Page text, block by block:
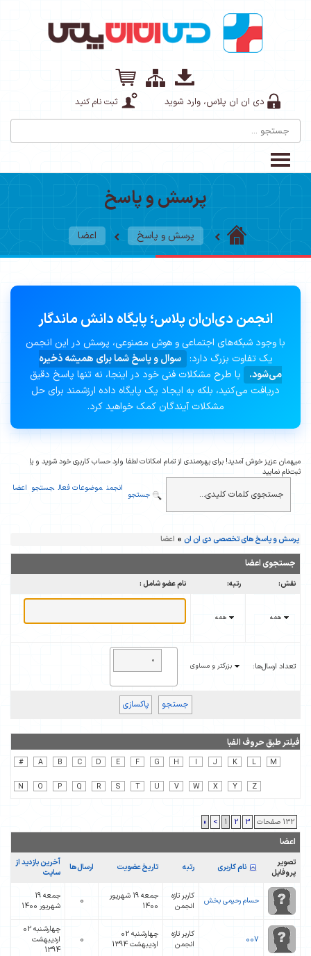
دی ان ان پلاس، وارد شوید ثبت نام کنید
پرسش و پاسخ
پرسش و پاسخ اعضا
انجمن دی‌ان‌ان پلاس؛ پایگاه دانش ماندگار
با وجود شبکه‌های اجتماعی و هوش مصنوعی، پرسش در این انجمن
یک تفاوت بزرگ دارد: سوال و پاسخ شما برای همیشه ذخیره
می‌شود.
با طرح مشکلات فنی خود در اینجا، نه تنها پاسخ دقیق
دریافت می‌کنید، بلکه به ایجاد یک پایگاه داده ارزشمند برای حل
مشکلات آیندگان کمک خواهید کرد.
میهمان عزیز خوش آمدید! برای بهره‌مندی از تمام امکانات لطفا وارد حساب کاربری خود شوید و یا
ثبت‌نام نمایید
انجمن موضوعات فعال جستجو اعضا
جستجو
پرسش و پاسخ های تخصصی دی ان ان » اعضا
جستجوی اعضا
نقش: رتبه: نام عضو شامل :
همه همه
تعداد ارسال‌ها: بزرگتر و مساوی
فیلتر طبق حروف الفبا
# A B C D E F G H I J K L M
N O P Q R S T U V W X Y Z
132 صفحات 1 2 3
>
»
اعضا
تصویر
پروفایل
نام کاربری رتبه تاریخ عضویت ارسال‌ها
آخرین بازدید از
سایت
حسام رحیمی بخش
کاربر تازه
انجمن
جمعه 19 شهریور
1400
0
جمعه 19
شهریور 1400
007
کاربر تازه
انجمن
چهارشنبه 02
ارديبهشت 1394
0
چهارشنبه 02
ارديبهشت
1394